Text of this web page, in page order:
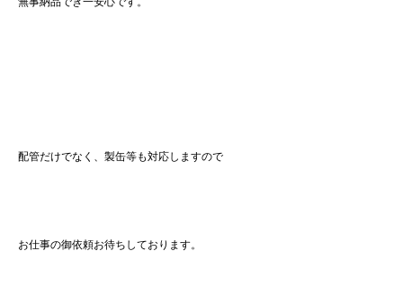
配管だけでなく、製缶等も対応しますので
お仕事の御依頼お待ちしております。